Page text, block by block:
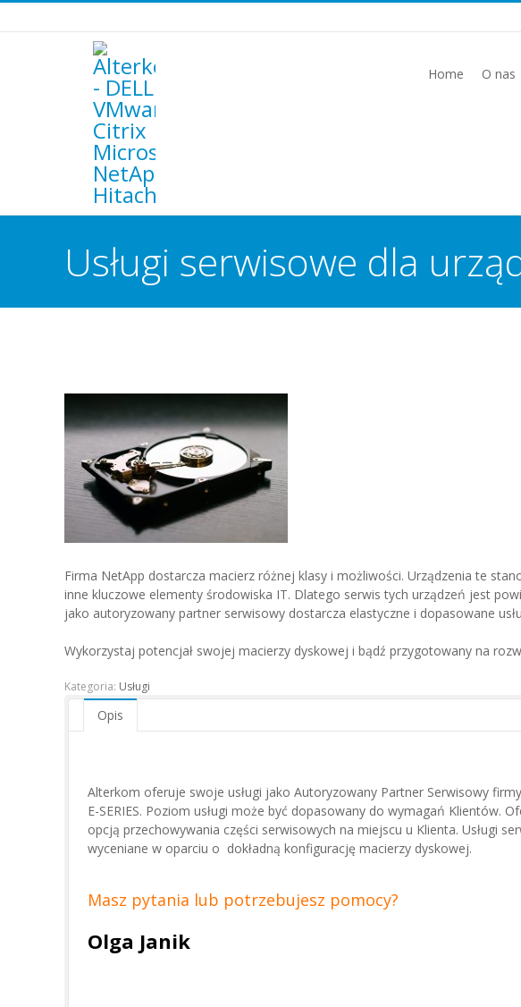
Home O nas
Usługi serwisowe dla
Firma NetApp dostarcza macierz różnej klasy i możliwości. Urządzenia te
inne kluczowe elementy środowiska IT. Dlatego serwis tych urządzeń jest
jako autoryzowany partner serwisowy dostarcza elastyczne i dopasowane
Wykorzystaj potencjał swojej macierzy dyskowej i bądź przygotowany na
Kategoria: Usługi
Opis
Alterkom oferuje swoje usługi jako Autoryzowany Partner Serwisowy
E-SERIES. Poziom usługi może być dopasowany do wymagań Klientów.
opcją przechowywania części serwisowych na miejscu u Klienta. Usługi
wyceniane w oparciu o dokładną konfigurację macierzy dyskowej.
Masz pytania lub potrzebujesz pomocy?
Olga Janik